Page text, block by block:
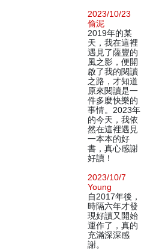
2023/10/23
偷泥
2019年的某
天，我在這裡
遇見了薩豐的
風之影，便開
啟了我的閱讀
之路，才知道
原來閱讀是一
件多麼快樂的
事情。2023年
的今天，我依
然在這裡遇見
一本本的好
書，真心感謝
好讀！
2023/10/7
Young
自2017年後，
時隔六年才發
現好讀又開始
運作了，真的
充滿深深感
謝。